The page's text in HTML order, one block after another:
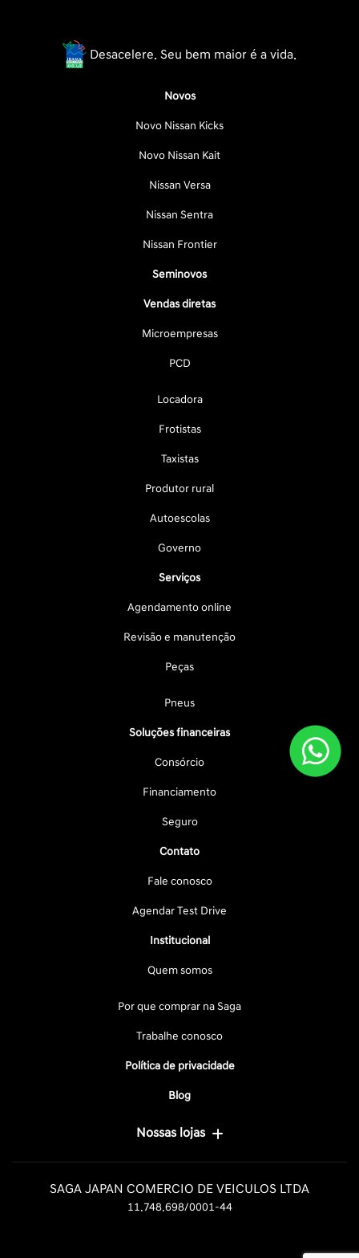
Desacelere. Seu bem maior é a vida.
Novos
Novo Nissan Kicks
Novo Nissan Kait
Nissan Versa
Nissan Sentra
Nissan Frontier
Seminovos
Vendas diretas
Microempresas
PCD
Locadora
Frotistas
Taxistas
Produtor rural
Autoescolas
Governo
Serviços
Agendamento online
Revisão e manutenção
Peças
Pneus
Soluções financeiras
Consórcio
Financiamento
Seguro
Contato
Fale conosco
Agendar Test Drive
Institucional
Quem somos
Por que comprar na Saga
Trabalhe conosco
Política de privacidade
Blog
Nossas lojas
SAGA JAPAN COMERCIO DE VEICULOS LTDA
11.748.698/0001-44